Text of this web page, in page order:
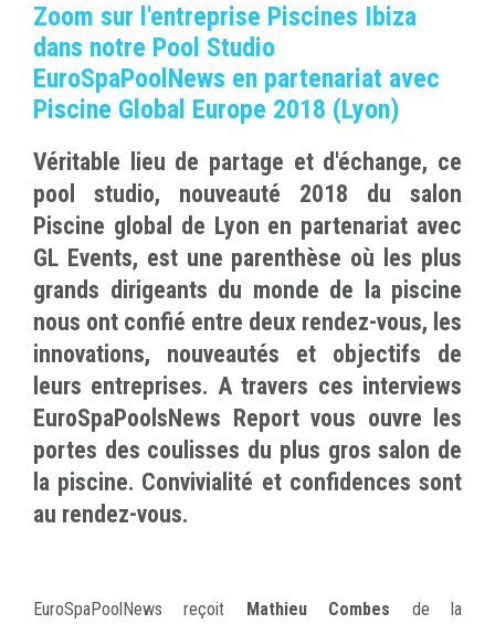
Zoom sur l'entreprise Piscines Ibiza
dans notre Pool Studio
EuroSpaPoolNews en partenariat avec
Piscine Global Europe 2018 (Lyon)
Véritable lieu de partage et d'échange, ce
pool studio, nouveauté 2018 du salon
Piscine global de Lyon en partenariat avec
GL Events, est une parenthèse où les plus
grands dirigeants du monde de la piscine
nous ont confié entre deux rendez-vous, les
innovations, nouveautés et objectifs de
leurs entreprises. A travers ces interviews
EuroSpaPoolsNews Report vous ouvre les
portes des coulisses du plus gros salon de
la piscine. Convivialité et confidences sont
au rendez-vous.
EuroSpaPoolNews reçoit Mathieu Combes de la